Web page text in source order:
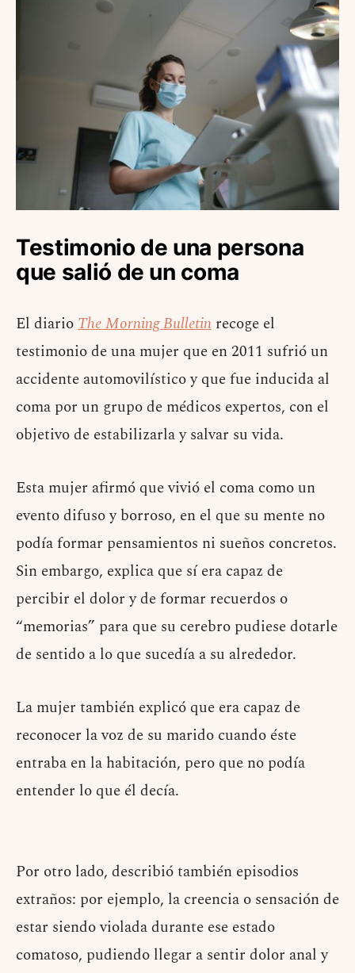
Testimonio de una persona
que salió de un coma
El diarioThe Morning Bulletin recoge el
testimonio de una mujer que en 2011 sufrió un
accidente automovilístico y que fue inducida al
coma por un grupo de médicos expertos, con el
objetivo de estabilizarla y salvar su vida.
Esta mujer afirmó que vivió el coma como un
evento difuso y borroso, en el que su mente no
podía formar pensamientos ni sueños concretos.
Sin embargo, explica que sí era capaz de
percibir el dolor y de formar recuerdos o
“memorias” para que su cerebro pudiese dotarle
de sentido a lo que sucedía a su alrededor.
La mujer también explicó que era capaz de
reconocer la voz de su marido cuando éste
entraba en la habitación, pero que no podía
entender lo que él decía.
Por otro lado, describió también episodios
extraños: por ejemplo, la creencia o sensación de
estar siendo violada durante ese estado
comatoso, pudiendo llegar a sentir dolor anal y